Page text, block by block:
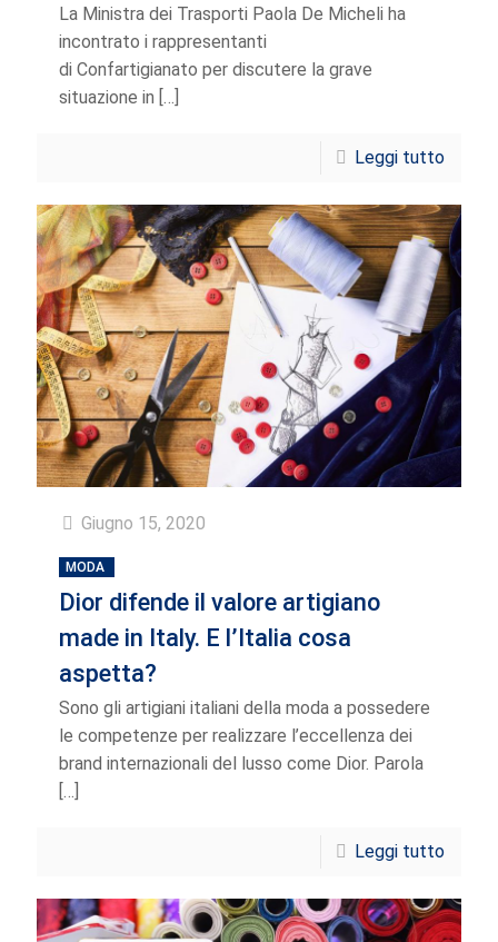
La Ministra dei Trasporti Paola De Micheli ha
incontrato i rappresentanti
di Confartigianato per discutere la grave
situazione in […]
Leggi tutto
Giugno 15, 2020
MODA
Dior difende il valore artigiano
made in Italy. E l’Italia cosa
aspetta?
Sono gli artigiani italiani della moda a possedere
le competenze per realizzare l’eccellenza dei
brand internazionali del lusso come Dior. Parola
[…]
Leggi tutto